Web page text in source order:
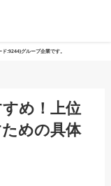
:9244)グループ企業です。
め！上位
めの具体